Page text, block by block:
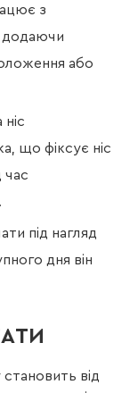
з
додаючи
або
що фіксує ніс
час
під нагляд
дня він
від